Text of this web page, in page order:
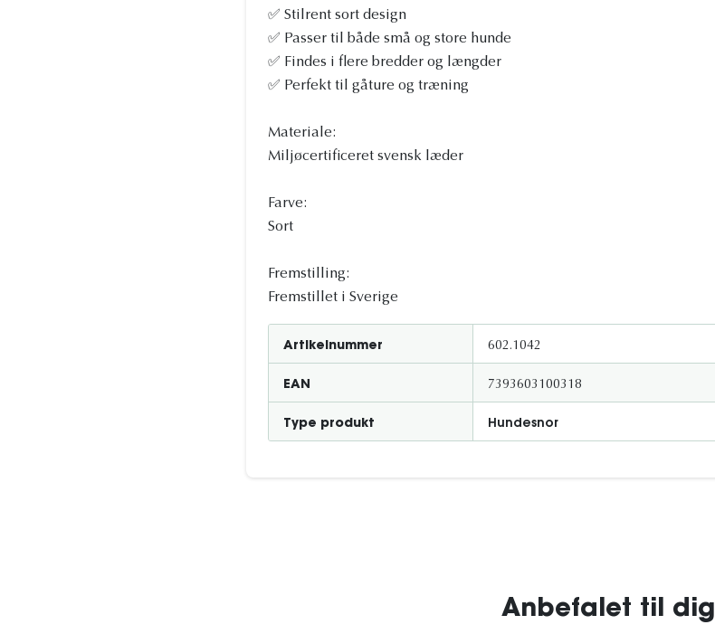
✅ Stilrent sort design
✅ Passer til både små og store hunde
✅ Findes i flere bredder og længder
✅ Perfekt til gåture og træning
Materiale:
Miljøcertificeret svensk læder
Farve:
Sort
Fremstilling:
Fremstillet i Sverige
Artikelnummer 602.1042
EAN 7393603100318
Type produkt Hundesnor
Anbefalet til dig